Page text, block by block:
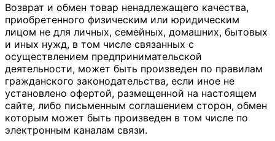
Возврат и обмен товар ненадлежащего качества,
приобретенного физическим или юридическим
лицом не для личных, семейных, домашних, бытовых
и иных нужд, в том числе связанных с
осуществлением предпринимательской
деятельности, может быть произведен по правилам
гражданского законодательства, если иное не
установлено офертой, размещенной на настоящем
сайте, либо письменным соглашением сторон, обмен
которым может быть произведен в том числе по
электронным каналам связи.